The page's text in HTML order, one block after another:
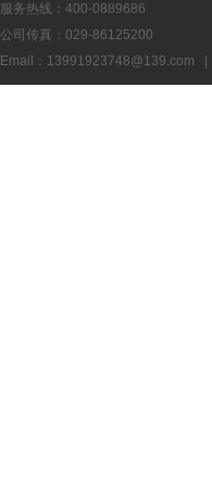
服务热线：400-0889686
公司传真：029-86125200
Email：13991923748@139.com |